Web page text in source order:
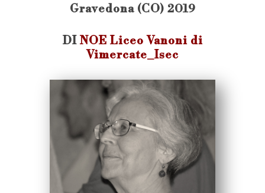
Gravedona (CO) 2019
DI NOE Liceo Vanoni di
Vimercate_Isec